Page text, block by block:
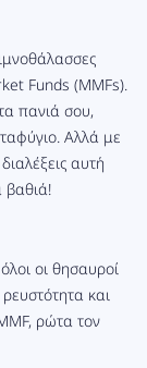
Funds (MMFs).
πανιά σου,
Αλλά με
αυτή
βαθιά!
οι θησαυροί
και
ρώτα τον